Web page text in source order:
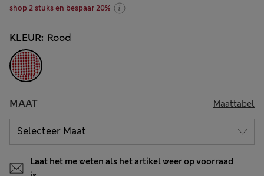
shop 2 stuks en bespaar 20%
KLEUR: Rood
MAAT Maattabel
Laat het me weten als het artikel weer op voorraad